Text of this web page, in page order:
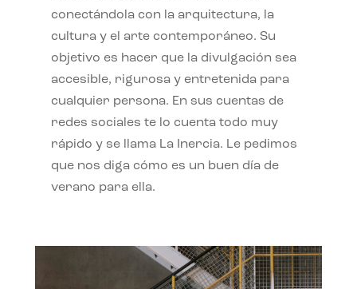
conectándola con la arquitectura, la
cultura y el arte contemporáneo. Su
objetivo es hacer que la divulgación sea
accesible, rigurosa y entretenida para
cualquier persona. En sus cuentas de
redes sociales te lo cuenta todo muy
rápido y se llama La Inercia. Le pedimos
que nos diga cómo es un buen día de
verano para ella.